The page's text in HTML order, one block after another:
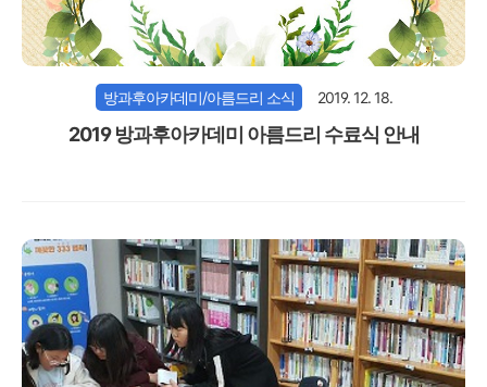
방과후아카데미/아름드리 소식 2019. 12. 18.
2019 방과후아카데미 아름드리 수료식 안내